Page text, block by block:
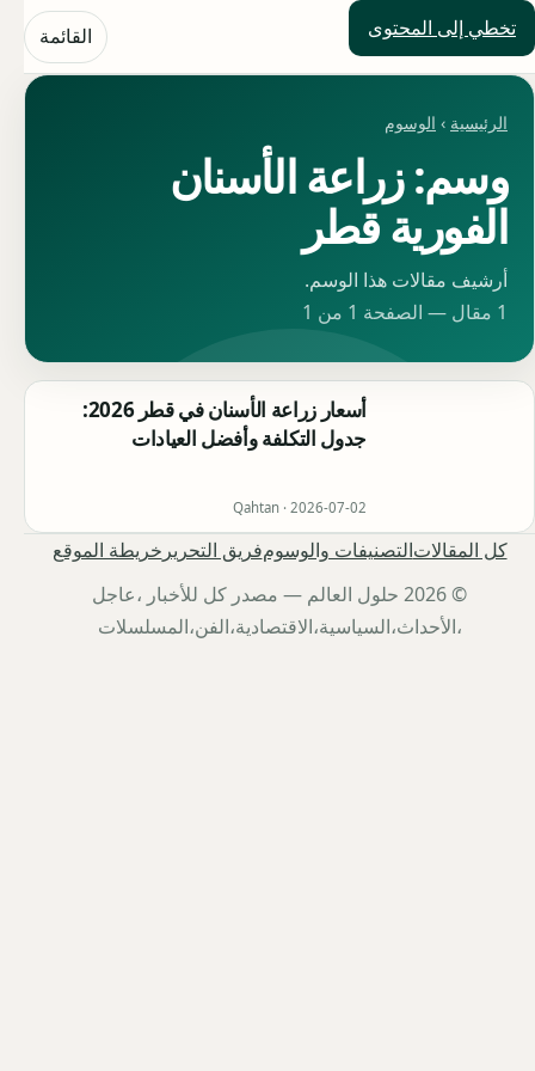
تخطي إلى المحتوى
حلول العالم القائمة
الرئيسية › الوسوم
وسم: زراعة الأسنان
الفورية قطر
أرشيف مقالات هذا الوسم.
1 مقال — الصفحة 1 من 1
أسعار زراعة الأسنان في قطر 2026:
جدول التكلفة وأفضل العيادات
Qahtan · 2026-07-02
كل المقالاتالتصنيفات والوسومفريق التحرير خريطة الموقع
© 2026 حلول العالم — مصدر كل للأخبار ،عاجل
،الأحداث،السياسية،الاقتصادية،الفن،المسلسلات